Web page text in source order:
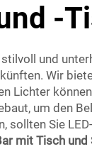
-
und
Wir
Lichter
um den
Sie
mit Tisch